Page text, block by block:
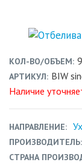
КОЛ-ВО/ОБЪЕМ
АРТИКУЛ BIW
Наличие
НАПРАВЛЕНИЕ
ПРОИЗВОДИТЕЛЬ
СТРАНА